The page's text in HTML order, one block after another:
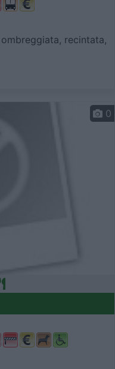
recintata,
0